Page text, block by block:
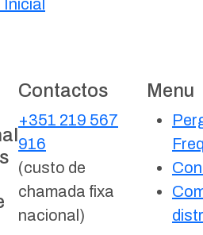
Contactos
+351 219 567
916
(custo de
chamada fixa
nacional)
Menu